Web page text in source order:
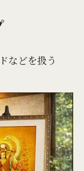
などを扱う